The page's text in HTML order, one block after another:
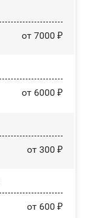
от 7000 ₽
от 6000 ₽
от 300 ₽
от 600 ₽